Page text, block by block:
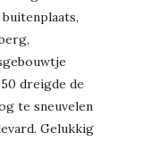
dreigde de
te sneuvelen
Gelukkig